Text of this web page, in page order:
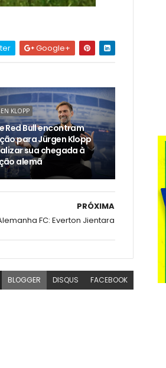
Google+
KLOPP
Red Bull encontram
para Jürgen Klopp
sua chegada à
alemã
PRÓXIMA
FC: Everton Jientara
BLOGGER DISQUS FACEBOOK